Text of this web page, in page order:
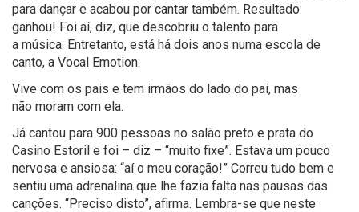
para dançar e acabou por cantar também. Resultado:
ganhou! Foi aí, diz, que descobriu o talento para
a música. Entretanto, está há dois anos numa escola de
canto, a Vocal Emotion.
Vive com os pais e tem irmãos do lado do pai, mas
não moram com ela.
Já cantou para 900 pessoas no salão preto e prata do
Casino Estoril e foi – diz – “muito fixe”. Estava um pouco
nervosa e ansiosa: “aío meu coração!” Correu tudo bem e
sentiu uma adrenalina que lhe fazia falta nas pausas das
canções. “Preciso disto”, afirma. Lembra-se que neste